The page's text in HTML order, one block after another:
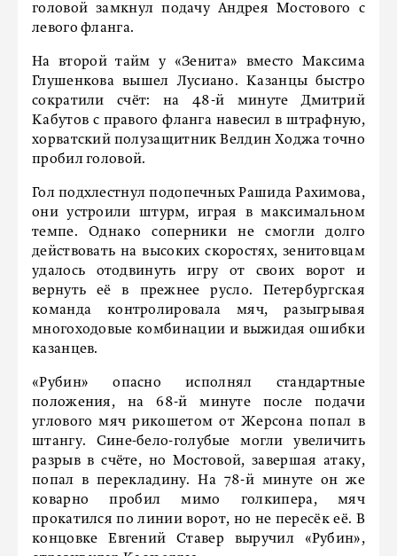
головой замкнул подачу Андрея Мостового с
левого фланга.
На второй тайм у «Зенита» вместо Максима
Глушенкова вышел Лусиано. Казанцы быстро
сократили счёт: на 48-й минуте Дмитрий
Кабутов с правого фланга навесил в штрафную,
хорватский полузащитник Велдин Ходжа точно
пробил головой.
Гол подхлестнул подопечных Рашида Рахимова,
они устроили штурм, играя в максимальном
темпе. Однако соперники не смогли долго
действовать на высоких скоростях, зенитовцам
удалось отодвинуть игру от своих ворот и
вернуть её в прежнее русло. Петербургская
команда контролировала мяч, разыгрывая
многоходовые комбинации и выжидая ошибки
казанцев.
«Рубин» опасно исполнял стандартные
положения, на 68-й минуте после подачи
углового мяч рикошетом от Жерсона попал в
штангу. Сине-бело-голубые могли увеличить
разрыв в счёте, но Мостовой, завершая атаку,
попал в перекладину. На 78-й минуте он же
коварно пробил мимо голкипера, мяч
прокатился по линии ворот, но не пересёк её. В
концовке Евгений Ставер выручил «Рубин»,